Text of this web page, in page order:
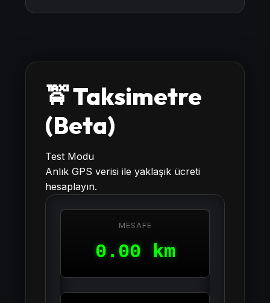
🚖 Taksimetre
(Beta)
Test Modu
Anlık GPS verisi ile yaklaşık ücreti
hesaplayın.
MESAFE
0.00 km